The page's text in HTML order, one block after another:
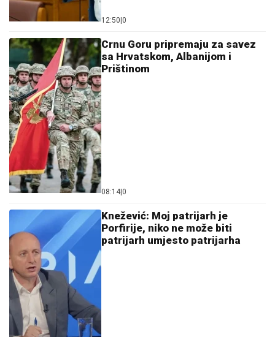
12:50 0
Crnu Goru pripremaju za savez
sa Hrvatskom, Albanijom i
Prištinom
08:14 0
Knežević: Moj patrijarh je
Porfirije, niko ne može biti
patrijarh umjesto patrijarha